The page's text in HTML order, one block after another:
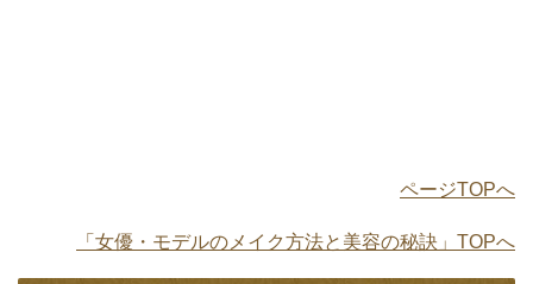
ページTOPへ
「女優・モデルのメイク方法と美容の秘訣」TOPへ